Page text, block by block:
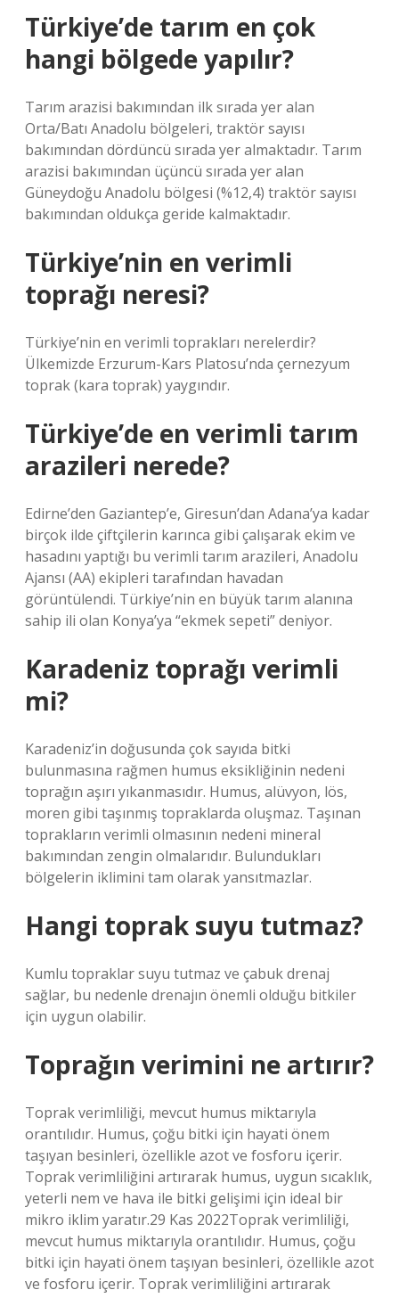
Türkiye’de tarım en çok
hangi bölgede yapılır?
Tarım arazisi bakımından ilk sırada yer alan
Orta/Batı Anadolu bölgeleri, traktör sayısı
bakımından dördüncü sırada yer almaktadır. Tarım
arazisi bakımından üçüncü sırada yer alan
Güneydoğu Anadolu bölgesi (%12,4) traktör sayısı
bakımından oldukça geride kalmaktadır.
Türkiye’nin en verimli
toprağı neresi?
Türkiye’nin en verimli toprakları nerelerdir?
Ülkemizde Erzurum-Kars Platosu’nda çernezyum
toprak (kara toprak) yaygındır.
Türkiye’de en verimli tarım
arazileri nerede?
Edirne’den Gaziantep’e, Giresun’dan Adana’ya kadar
birçok ilde çiftçilerin karınca gibi çalışarak ekim ve
hasadını yaptığı bu verimli tarım arazileri, Anadolu
Ajansı (AA) ekipleri tarafından havadan
görüntülendi. Türkiye’nin en büyük tarım alanına
sahip ili olan Konya’ya “ekmek sepeti” deniyor.
Karadeniz toprağı verimli
mi?
Karadeniz’in doğusunda çok sayıda bitki
bulunmasına rağmen humus eksikliğinin nedeni
toprağın aşırı yıkanmasıdır. Humus, alüvyon, lös,
moren gibi taşınmış topraklarda oluşmaz. Taşınan
toprakların verimli olmasının nedeni mineral
bakımından zengin olmalarıdır. Bulundukları
bölgelerin iklimini tam olarak yansıtmazlar.
Hangi toprak suyu tutmaz?
Kumlu topraklar suyu tutmaz ve çabuk drenaj
sağlar, bu nedenle drenajın önemli olduğu bitkiler
için uygun olabilir.
Toprağın verimini ne artırır?
Toprak verimliliği, mevcut humus miktarıyla
orantılıdır. Humus, çoğu bitki için hayati önem
taşıyan besinleri, özellikle azot ve fosforu içerir.
Toprak verimliliğini artırarak humus, uygun sıcaklık,
yeterli nem ve hava ile bitki gelişimi için ideal bir
mikro iklim yaratır.29 Kas 2022Toprak verimliliği,
mevcut humus miktarıyla orantılıdır. Humus, çoğu
bitki için hayati önem taşıyan besinleri, özellikle azot
ve fosforu içerir. Toprak verimliliğini artırarak